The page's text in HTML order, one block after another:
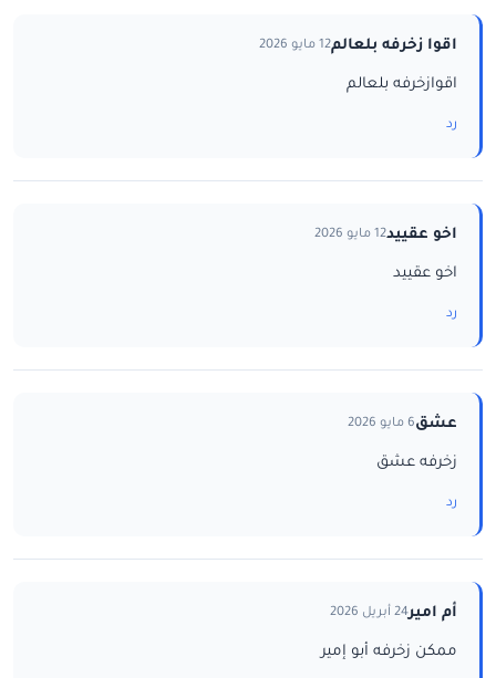
اقوا زخرفه بلعالم12 مايو 2026
اقوازخرفه بلعالم
رد
اخو عقييد12 مايو 2026
اخو عقييد
رد
عشق6 مايو 2026
زخرفه عشق
رد
أم امير24 أبريل 2026
ممكن زخرفه أبو إمير